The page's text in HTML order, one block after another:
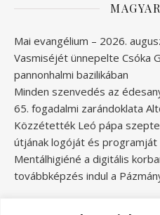
Mai evangélium – 2026.
Vasmiséjét ünnepelte Csóka
pannonhalmi bazilikában
Minden szenvedés az
65. fogadalmi zarándoklata
Közzétették Leó pápa
útjának logóját és programját
Mentálhigiéné a digitális
továbbképzés indul a